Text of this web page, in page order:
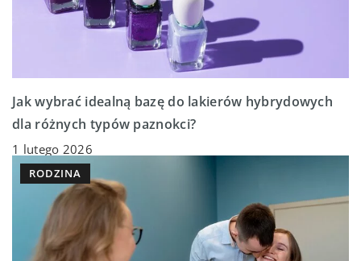
Jak wybrać idealną bazę do lakierów hybrydowych
dla różnych typów paznokci?
1 lutego 2026
RODZINA